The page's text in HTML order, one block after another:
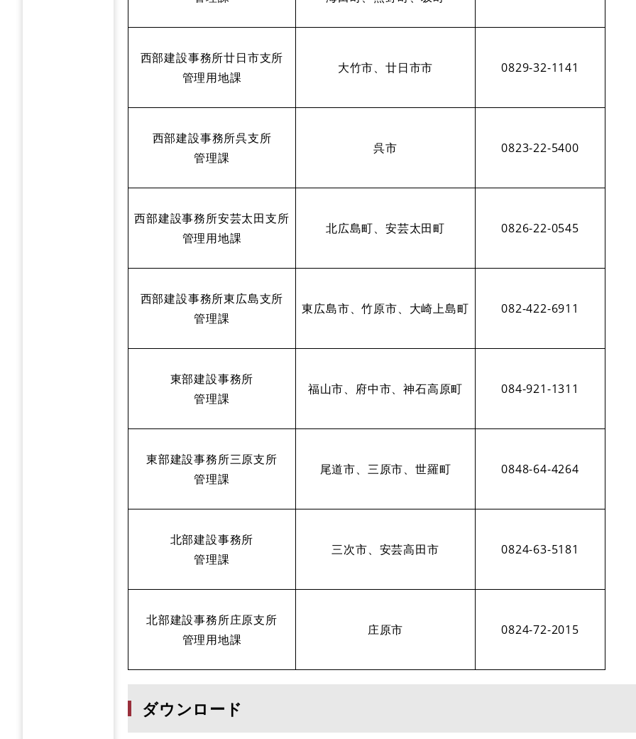
西部建設事務所廿日市支所
管理用地課
大竹市、廿日市市 0829-32-1141
西部建設事務所呉支所
管理課
呉市 0823-22-5400
西部建設事務所安芸太田支所
管理用地課
北広島町、安芸太田町 0826-22-0545
西部建設事務所東広島支所
管理課
東広島市、竹原市、大崎上島町 082-422-6911
東部建設事務所
管理課
福山市、府中市、神石高原町 084-921-1311
東部建設事務所三原支所
管理課
尾道市、三原市、世羅町 0848-64-4264
北部建設事務所
管理課
三次市、安芸高田市 0824-63-5181
北部建設事務所庄原支所
管理用地課
庄原市 0824-72-2015
ダウンロード